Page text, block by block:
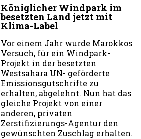
Königlicher Windpark im
besetzten Land jetzt mit
Klima-Label
Vor einem Jahr wurde Marokkos
Versuch, für ein Windpark-
Projekt in der besetzten
Westsahara UN- geförderte
Emissionsgutschrifte zu
erhalten, abgelehnt. Nun hat das
gleiche Projekt von einer
anderen, privaten
Zerstifizierungs-Agentur den
gewünschten Zuschlag erhalten.